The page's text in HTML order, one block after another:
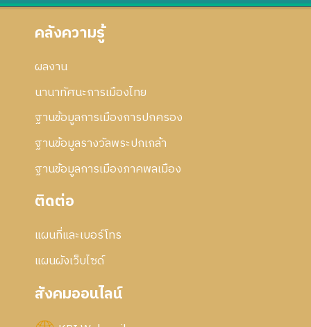
คลังความรู้
ผลงาน
นานาทัศนะการเมืองไทย
ฐานข้อมูลการเมืองการปกครอง
ฐานข้อมูลรางวัลพระปกเกล้า
ฐานข้อมูลการเมืองภาคพลเมือง
ติดต่อ
แผนที่และเบอร์โทร
แผนผังเว็บไซด์
สังคมออนไลน์